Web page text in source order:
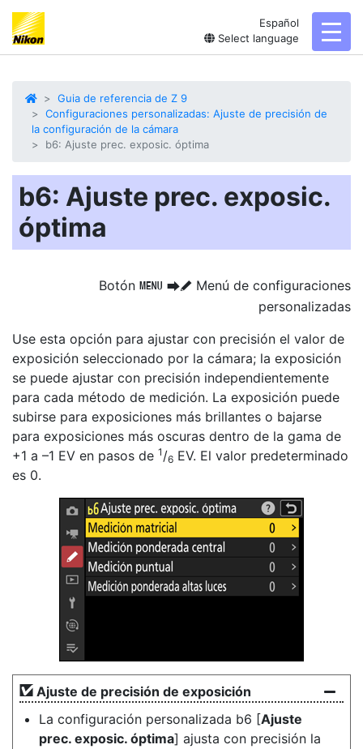
Español
Select language
Guia de referencia de Z 9
Configuraciones personalizadas: Ajuste de precisión de
la configuración de la cámara
b6: Ajuste prec. exposic. óptima
b6: Ajuste prec. exposic.
óptima
Botón G UA Menú de configuraciones
personalizadas
Use esta opción para ajustar con precisión el valor de
exposición seleccionado por la cámara; la exposición
se puede ajustar con precisión independientemente
para cada método de medición. La exposición puede
subirse para exposiciones más brillantes o bajarse
para exposiciones más oscuras dentro de la gama de
+1 a –1 EV en pasos de 1 /6 EV. El valor predeterminado
es 0.
Ajuste de precisión de exposición
La configuración personalizada b6 [Ajuste
prec. exposic. óptima] ajusta con precisión la